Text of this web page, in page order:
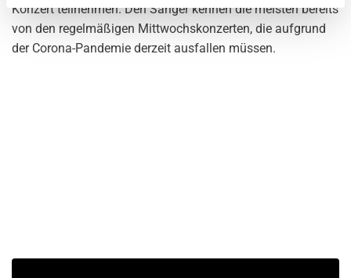
Konzert teilnehmen. Den Sänger kennen die meisten bereits
von den regelmäßigen Mittwochskonzerten, die aufgrund
der Corona-Pandemie derzeit ausfallen müssen.